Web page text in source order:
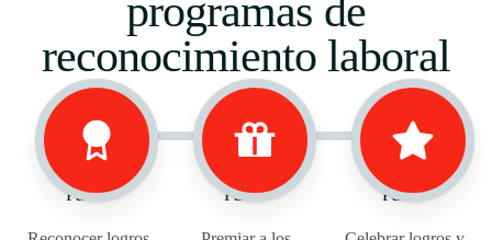
programas de
reconocimiento laboral
Paso 1 Paso 2 Paso 3